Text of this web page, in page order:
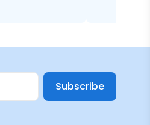
Subscribe